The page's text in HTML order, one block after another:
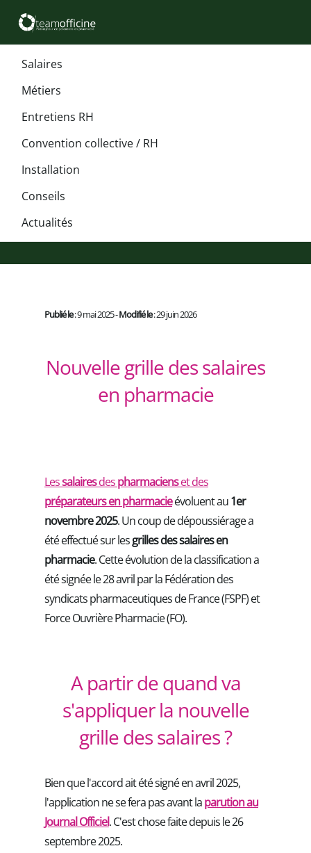
Salaires
Métiers
Entretiens RH
Convention collective / RH
Installation
Conseils
Actualités
Publié le: 9 mai 2025 -Modifié le: 29 juin 2026
Nouvelle grille des salaires
en pharmacie
Lessalairesdespharmacienset des
préparateurs en pharmacieévoluent au1er
novembre 2025. Un coup de dépoussiérage a
été effectué sur lesgrilles des salaires en
pharmacie. Cette évolution de la classification a
été signée le 28 avril par la Fédération des
syndicats pharmaceutiques de France (FSPF) et
Force Ouvrière Pharmacie (FO).
A partir de quand va
s'appliquer la nouvelle
grille des salaires ?
Bien que l'accord ait été signé en avril 2025,
l'application ne se fera pas avant laparution au
Journal Officiel. C'est chose faite depuis le 26
septembre 2025.